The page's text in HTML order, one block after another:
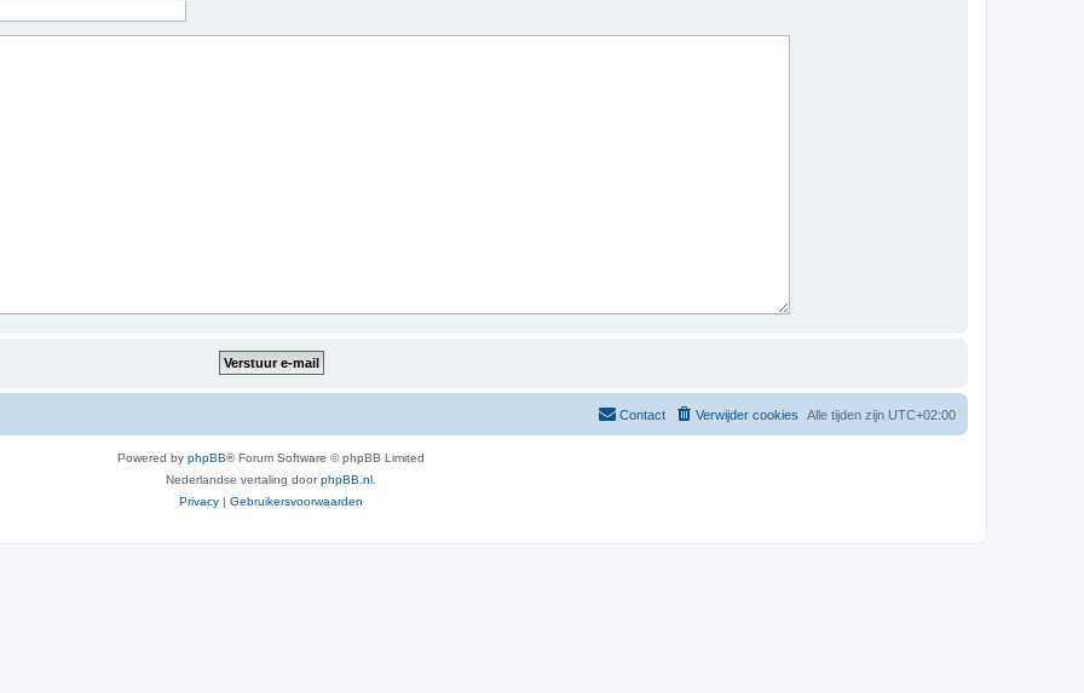
Alle tijden zijn UTC+02:00
Verwijder cookies
Contact
Powered by phpBB® Forum Software © phpBB Limited
Nederlandse vertaling doorphpBB.nl
Privacy | Gebruikersvoorwaarden